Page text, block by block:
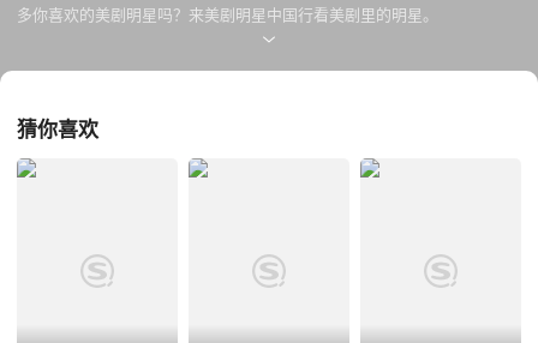
多你喜欢的美剧明星吗？来美剧明星中国行看美剧里的明星。
猜你喜欢